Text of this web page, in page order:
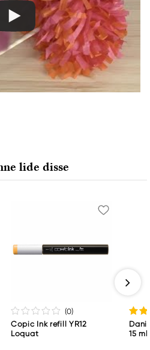
lide disse
(0)
Copic Ink refill YR12
Loquat
15